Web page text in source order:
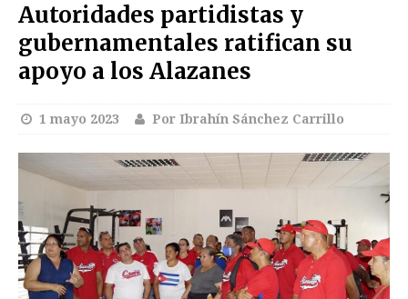
Autoridades partidistas y
gubernamentales ratifican su
apoyo a los Alazanes
1 mayo 2023 Por Ibrahín Sánchez Carrillo